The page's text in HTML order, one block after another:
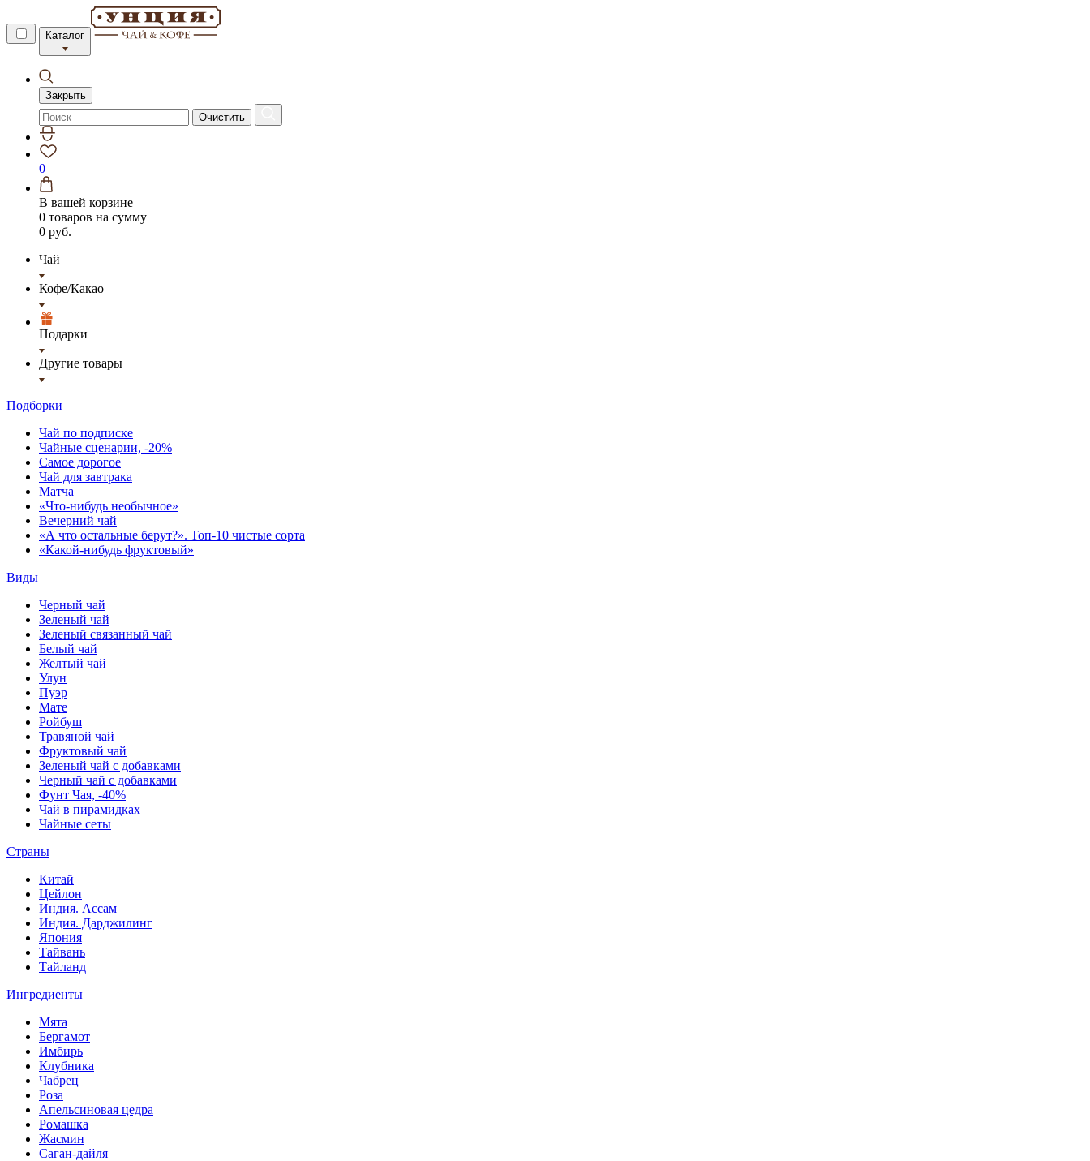
Каталог
Закрыть
Очистить
0
В вашей корзине
0 товаров на сумму
0 руб.
Чай
Кофе/Какао
Подарки
Другие товары
Подборки
Чай по подписке
Чайные сценарии, -20%
Самое дорогое
Чай для завтрака
Матча
«Что-нибудь необычное»
Вечерний чай
«А что остальные берут?». Топ-10 чистые сорта
«Какой-нибудь фруктовый»
Виды
Черный чай
Зеленый чай
Зеленый связанный чай
Белый чай
Желтый чай
Улун
Пуэр
Мате
Ройбуш
Травяной чай
Фруктовый чай
Зеленый чай с добавками
Черный чай с добавками
Фунт Чая, -40%
Чай в пирамидках
Чайные сеты
Страны
Китай
Цейлон
Индия. Ассам
Индия. Дарджилинг
Япония
Тайвань
Тайланд
Ингредиенты
Мята
Бергамот
Имбирь
Клубника
Чабрец
Роза
Апельсиновая цедра
Ромашка
Жасмин
Саган-дайля